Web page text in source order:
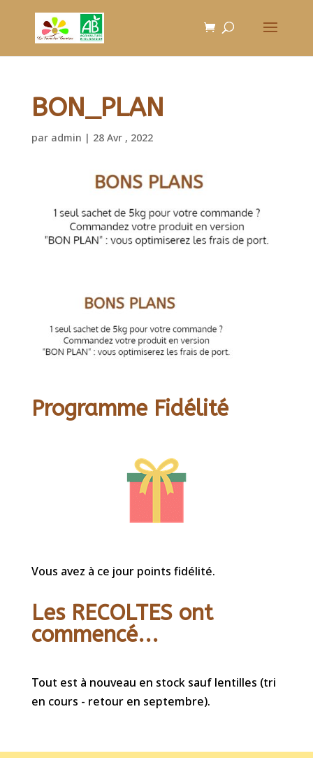
BON_PLAN
par admin | 28 Avr , 2022
Programme Fidélité
Vous avez à ce jour points fidélité.
Les RECOLTES ont
commencé...
Tout est à nouveau en stock sauf lentilles (tri
en cours - retour en septembre).